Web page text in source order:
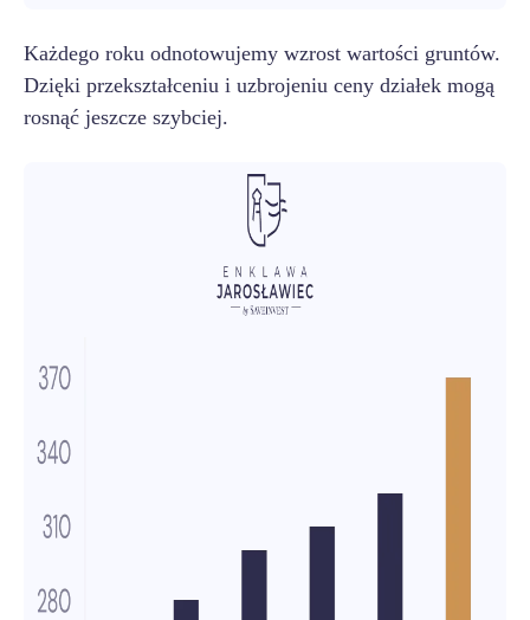
Każdego roku odnotowujemy wzrost wartości gruntów.
Dzięki przekształceniu i uzbrojeniu ceny działek mogą
rosnąć jeszcze szybciej.